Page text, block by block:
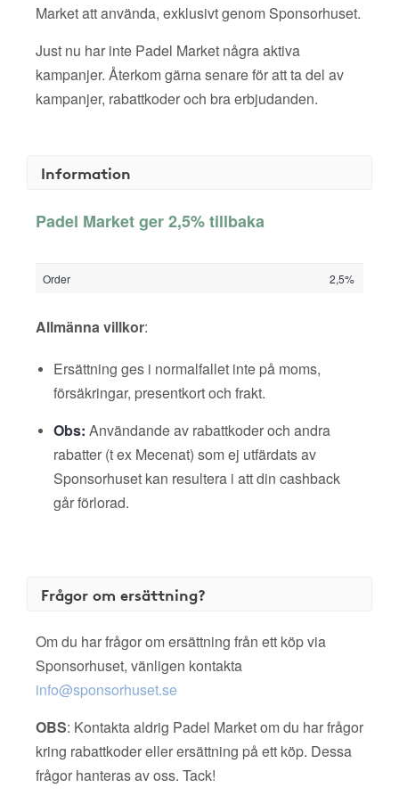
Market att använda, exklusivt genom Sponsorhuset.
Just nu har inte Padel Market några aktiva
kampanjer. Återkom gärna senare för att ta del av
kampanjer, rabattkoder och bra erbjudanden.
Information
Padel Market ger 2,5% tillbaka
Order 2,5%
Allmänna villkor:
Ersättning ges i normalfallet inte på moms,
försäkringar, presentkort och frakt.
Obs: Användande av rabattkoder och andra
rabatter (t ex Mecenat) som ej utfärdats av
Sponsorhuset kan resultera i att din cashback
går förlorad.
Frågor om ersättning?
Om du har frågor om ersättning från ett köp via
Sponsorhuset, vänligen kontakta
info@sponsorhuset.se
OBS: Kontakta aldrig Padel Market om du har frågor
kring rabattkoder eller ersättning på ett köp. Dessa
frågor hanteras av oss. Tack!